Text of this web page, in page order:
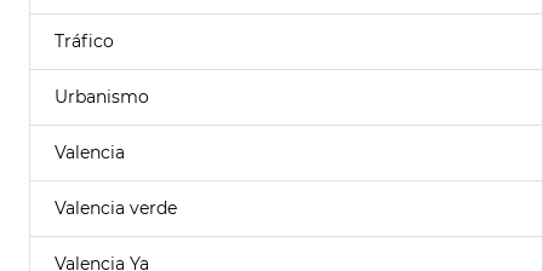
Tráfico
Urbanismo
Valencia
Valencia verde
Valencia Ya